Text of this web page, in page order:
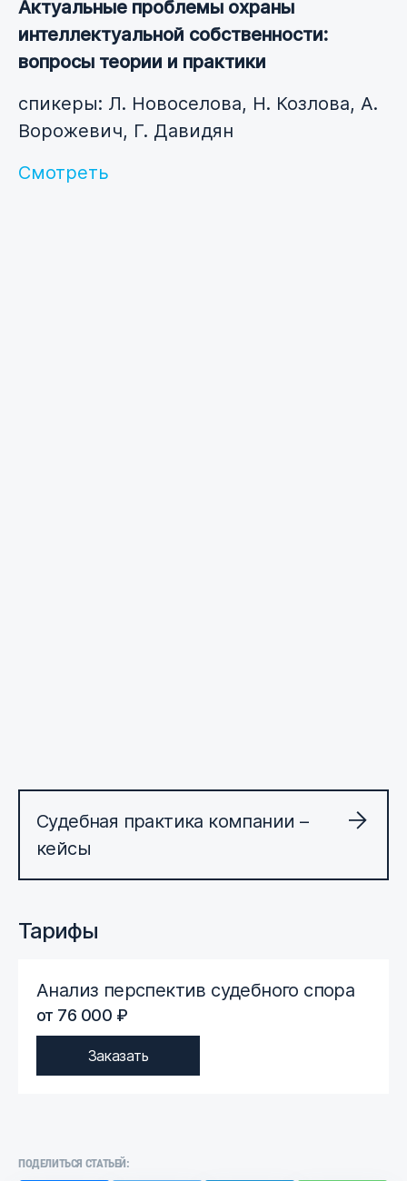
Актуальные проблемы охраны
интеллектуальной собственности:
вопросы теории и практики
спикеры: Л. Новоселова, Н. Козлова, А.
Ворожевич, Г. Давидян
Смотреть
Судебная практика компании –
кейсы
Тарифы
Анализ перспектив судебного спора
от 76 000 ₽
Заказать
ПОДЕЛИТЬСЯ СТАТЬЕЙ: